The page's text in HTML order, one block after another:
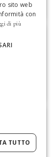
ENGLISH
sito web
con
di più
TUTTO